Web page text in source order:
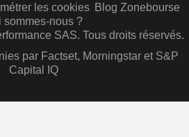
les cookies Blog Zonebourse
sommes-nous ?
SAS. Tous droits réservés.
par Factset, Morningstar et S&P
Capital IQ